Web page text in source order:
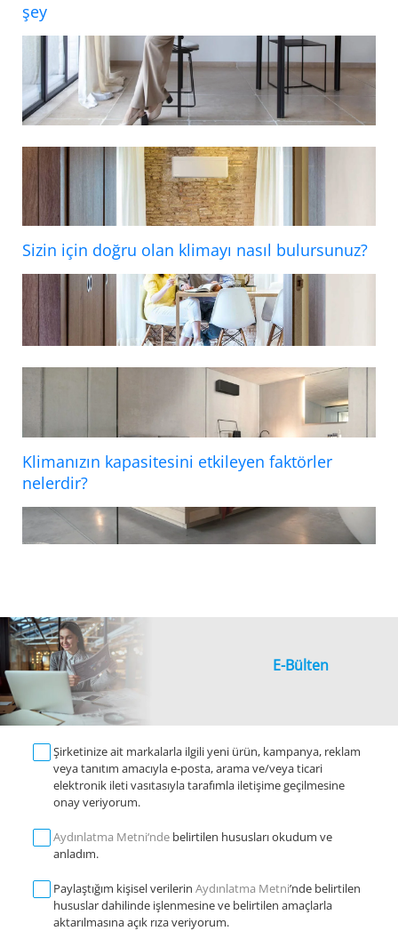
şey
Sizin için doğru olan klimayı nasıl bulursunuz?
Klimanızın kapasitesini etkileyen faktörler
nelerdir?
E-Bülten
Şirketinize ait markalarla ilgili yeni ürün, kampanya, reklam
veya tanıtım amacıyla e-posta, arama ve/veya ticari
elektronik ileti vasıtasıyla tarafımla iletişime geçilmesine
onay veriyorum.
Aydınlatma Metni‘nde belirtilen hususları okudum ve
anladım.
Paylaştığım kişisel verilerin Aydınlatma Metni’nde belirtilen
hususlar dahilinde işlenmesine ve belirtilen amaçlarla
aktarılmasına açık rıza veriyorum.